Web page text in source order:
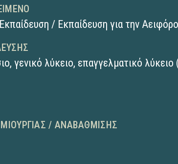
/ Εκπαίδευση για την
,γενικό λύκειο, επαγγελματικό
/ ΑΝΑΒΆΘΜΙΣΗΣ